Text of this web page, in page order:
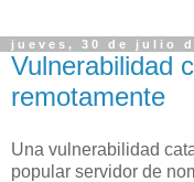
jueves, 30 de julio
Vulnerabilidad
remotamente
Una vulnerabilidad
popular servidor de